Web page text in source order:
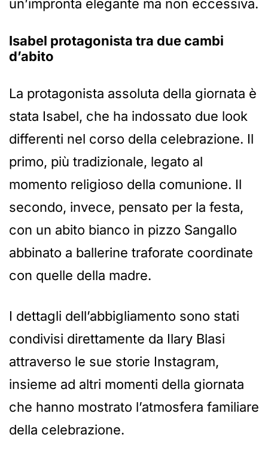
un’impronta elegante ma non eccessiva.
Isabel protagonista tra due cambi
d’abito
La protagonista assoluta della giornata è
stata Isabel, che ha indossato due look
differenti nel corso della celebrazione. Il
primo, più tradizionale, legato al
momento religioso della comunione. Il
secondo, invece, pensato per la festa,
con un abito bianco in pizzo Sangallo
abbinato a ballerine traforate coordinate
con quelle della madre.
I dettagli dell’abbigliamento sono stati
condivisi direttamente da Ilary Blasi
attraverso le sue storie Instagram,
insieme ad altri momenti della giornata
che hanno mostrato l’atmosfera familiare
della celebrazione.